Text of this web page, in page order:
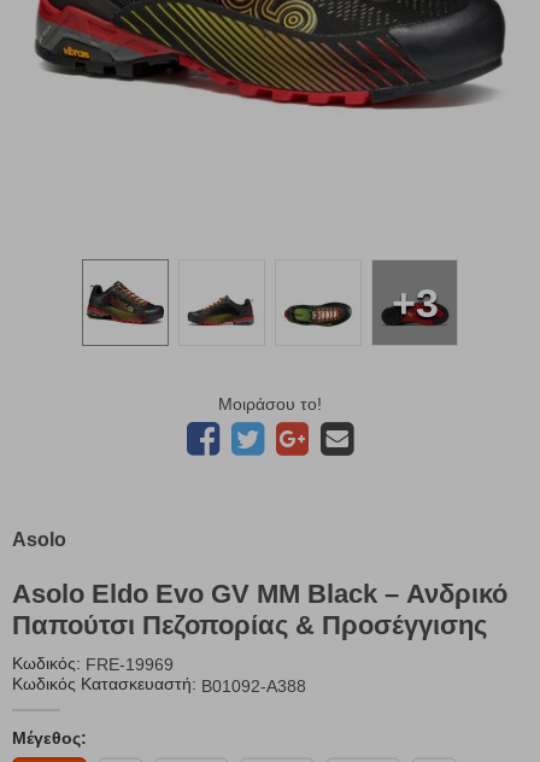
+3
Μοιράσου το!
Asolo
Asolo Eldo Evo GV MM Black – Ανδρικό
Παπούτσι Πεζοπορίας & Προσέγγισης
Κωδικός: FRE-19969
Κωδικός Κατασκευαστή: B01092-A388
Μέγεθος: